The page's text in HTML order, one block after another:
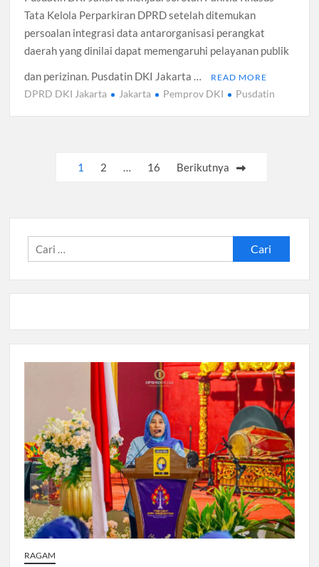
Tata Kelola Perparkiran DPRD setelah ditemukan
persoalan integrasi data antarorganisasi perangkat
daerah yang dinilai dapat memengaruhi pelayanan publik
dan perizinan. Pusdatin DKI Jakarta …
READ MORE
DPRD DKI Jakarta Jakarta Pemprov DKI Pusdatin
Paginasi
1 2 … 16 Berikutnya
Cari
untuk:
RAGAM